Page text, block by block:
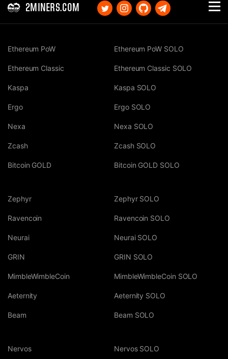
2MINERS.COM
Ethereum PoW
Ethereum Classic
Kaspa
Ergo
Nexa
Zcash
Bitcoin GOLD
Ethereum PoW SOLO
Ethereum Classic SOLO
Kaspa SOLO
Ergo SOLO
Nexa SOLO
Zcash SOLO
Bitcoin GOLD SOLO
Zephyr
Ravencoin
Neurai
GRIN
MimbleWimbleCoin
Aeternity
Beam
Zephyr SOLO
Ravencoin SOLO
Neurai SOLO
GRIN SOLO
MimbleWimbleCoin SOLO
Aeternity SOLO
Beam SOLO
Nervos Nervos SOLO